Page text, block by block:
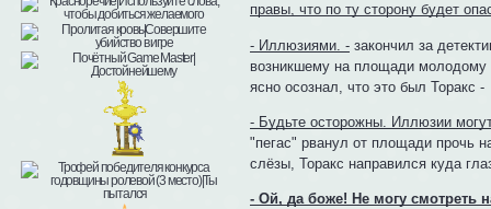
правы, что по ту сторону будет
- Иллюзиями. - закончил за
возникшему на площади молодому
ясно осознал, что это был Торакс
- Будьте осторожны. Иллюзии
"пегас" рванул от площади прочь
слёзы, Торакс направился куда
- Ой, да боже! Не могу смотреть